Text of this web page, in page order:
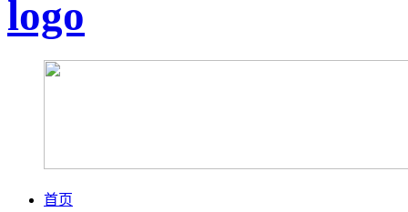
首页